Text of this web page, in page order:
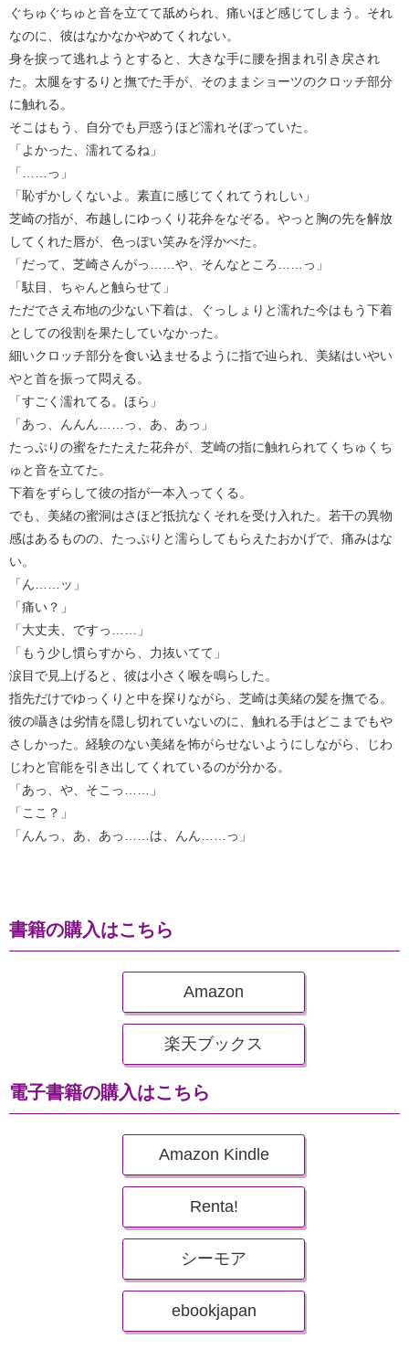
ぐちゅぐちゅと音を立てて舐められ、痛いほど感じてしまう。それ
なのに、彼はなかなかやめてくれない。
身を捩って逃れようとすると、大きな手に腰を掴まれ引き戻され
た。太腿をするりと撫でた手が、そのままショーツのクロッチ部分
に触れる。
そこはもう、自分でも戸惑うほど濡れそぼっていた。
「よかった、濡れてるね」
「……っ」
「恥ずかしくないよ。素直に感じてくれてうれしい」
芝崎の指が、布越しにゆっくり花弁をなぞる。やっと胸の先を解放
してくれた唇が、色っぽい笑みを浮かべた。
「だって、芝崎さんがっ……や、そんなところ……っ」
「駄目、ちゃんと触らせて」
ただでさえ布地の少ない下着は、ぐっしょりと濡れた今はもう下着
としての役割を果たしていなかった。
細いクロッチ部分を食い込ませるように指で辿られ、美緒はいやい
やと首を振って悶える。
「すごく濡れてる。ほら」
「あっ、んんん……っ、あ、あっ」
たっぷりの蜜をたたえた花弁が、芝崎の指に触れられてくちゅくち
ゅと音を立てた。
下着をずらして彼の指が一本入ってくる。
でも、美緒の蜜洞はさほど抵抗なくそれを受け入れた。若干の異物
感はあるものの、たっぷりと濡らしてもらえたおかげで、痛みはな
い。
「ん……ッ」
「痛い？」
「大丈夫、ですっ……」
「もう少し慣らすから、力抜いてて」
涙目で見上げると、彼は小さく喉を鳴らした。
指先だけでゆっくりと中を探りながら、芝崎は美緒の髪を撫でる。
彼の囁きは劣情を隠し切れていないのに、触れる手はどこまでもや
さしかった。経験のない美緒を怖がらせないようにしながら、じわ
じわと官能を引き出してくれているのが分かる。
「あっ、や、そこっ……」
「ここ？」
「んんっ、あ、あっ……は、んん……っ」
書籍の購入はこちら
Amazon
楽天ブックス
電子書籍の購入はこちら
Amazon Kindle
Renta!
シーモア
ebookjapan